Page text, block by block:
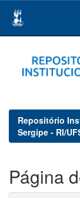
navigation
Repositório
Sergipe - RI/
Página